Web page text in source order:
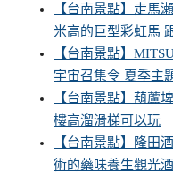
【台南景點】走馬
米高的巨型彩虹馬
【台南景點】
宇宙召集令 夏季主
【台南景點】葫蘆
樓高溜滑梯可以玩
【台南景點】隆田
術的藥味養生觀光